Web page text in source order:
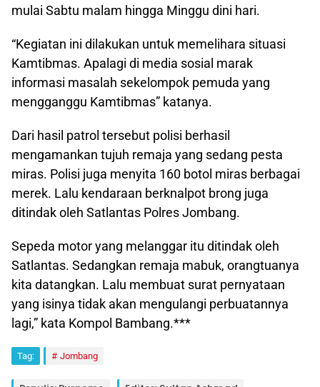
mulai Sabtu malam hingga Minggu dini hari.
“Kegiatan ini dilakukan untuk memelihara situasi
Kamtibmas. Apalagi di media sosial marak
informasi masalah sekelompok pemuda yang
mengganggu Kamtibmas” katanya.
Dari hasil patrol tersebut polisi berhasil
mengamankan tujuh remaja yang sedang pesta
miras. Polisi juga menyita 160 botol miras berbagai
merek. Lalu kendaraan berknalpot brong juga
ditindak oleh Satlantas Polres Jombang.
Sepeda motor yang melanggar itu ditindak oleh
Satlantas. Sedangkan remaja mabuk, orangtuanya
kita datangkan. Lalu membuat surat pernyataan
yang isinya tidak akan mengulangi perbuatannya
lagi,” kata Kompol Bambang.***
Tag: Jombang